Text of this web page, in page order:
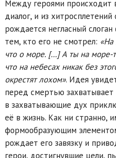
Между героями происходит
диалог, и из
рождается негласный
тем, кто его не смотрел: «На
что о море. […] А ты на море-
что на небесах никак без
окрестят лохом». Идея
перед смертью захватывает
в захватывающие дух
её в жизнь. Как ни странно,
формообразующим
рождает его завязку и
герои, достигнувшие цели,